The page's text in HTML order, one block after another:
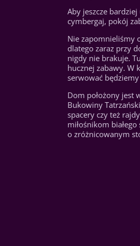
Aby jeszcze
cymbergaj, pokój
Nie zapomnieliśmy
dlatego zaraz przy
nigdy nie brakuje.
hucznej zabawy. W
serwować
Dom położony jest
Bukowiny
spacery czy też
miłośnikom
o zróżnicowanym